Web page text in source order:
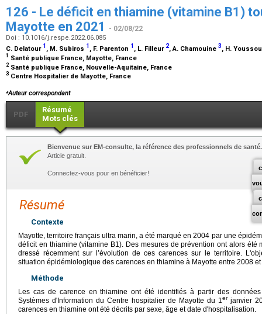
126 - Le déficit en thiamine (vitamine B1)
Mayotte en 2021
- 02/08/22
Doi : 10.1016/j.respe.2022.06.085
C. Delatour 1 , M. Subiros 1 , F. Parenton 1 , L. Filleur 2, A. Chamouine 3, H.
1 Santé publique France, Mayotte, France
2 Santé publique France, Nouvelle-Aquitaine, France
3 Centre Hospitalier de Mayotte, France
⁎Auteur correspondant
PDF
Résumé
Mots clés
Bienvenue sur EM-consulte, la référence des professionnels de santé.
Article gratuit.
Connectez-vous pour en bénéficier!
Résumé
Contexte
Mayotte, territoire français ultra marin, a été marqué en 2004 par une
déficit en thiamine (vitamine B1). Des mesures de prévention ont alors
dressé récemment sur l’évolution de ces carences sur le territoire.
situation épidémiologique des carences en thiamine à Mayotte entre 2008
Méthode
Les cas de carence en thiamine ont été identifiés à partir des
Systèmes d'Information du Centre hospitalier de Mayotte du 1 erjanvier
carences en thiamine ont été décrits par sexe, âge et date d'hospitalisation.